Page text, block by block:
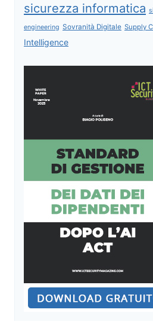
sicurezza informatica
engineering Sovranità Digitale Supply
Intelligence